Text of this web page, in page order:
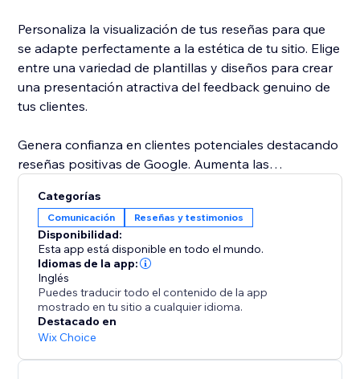
Personaliza la visualización de tus reseñas para que
se adapte perfectamente a la estética de tu sitio. Elige
entre una variedad de plantillas y diseños para crear
una presentación atractiva del feedback genuino de
tus clientes.
Genera confianza en clientes potenciales destacando
reseñas positivas de Google. Aumenta las
social convincente que diferencie tu negocio de la
competencia.
No pierdas la oportunidad de aprovechar el poder de
las reseñas de Google. Instala Google Review
Showcase hoy y lleva tu presencia en línea al
siguiente nivel. Eleva tu reputación, conecta con tu
audiencia e impulsa el éxito con opiniones auténticas
de clientes directamente en tu sitio web.
Categorías
Comunicación Reseñas y testimonios
Disponibilidad:
Esta app está disponible en todo el mundo.
Idiomas de la app:
Inglés
Puedes traducir todo el contenido de la app
mostrado en tu sitio a cualquier idioma.
Destacado en
Wix Choice